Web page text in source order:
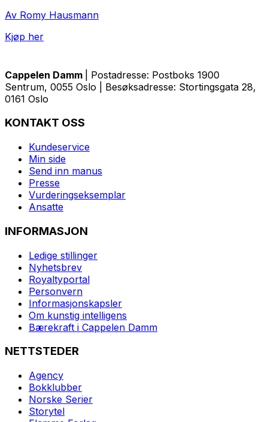
Av Romy Hausmann
Kjøp her
Cappelen Damm
| Postadresse: Postboks 1900
Sentrum, 0055 Oslo | Besøksadresse: Stortingsgata 28,
0161 Oslo
KONTAKT OSS
Kundeservice
Min side
Send inn manus
Presse
Vurderingseksemplar
Ansatte
INFORMASJON
Ledige stillinger
Nyhetsbrev
Royaltyportal
Personvern
Informasjonskapsler
Om kunstig intelligens
Bærekraft i Cappelen Damm
NETTSTEDER
Agency
Bokklubber
Norske Serier
Storytel